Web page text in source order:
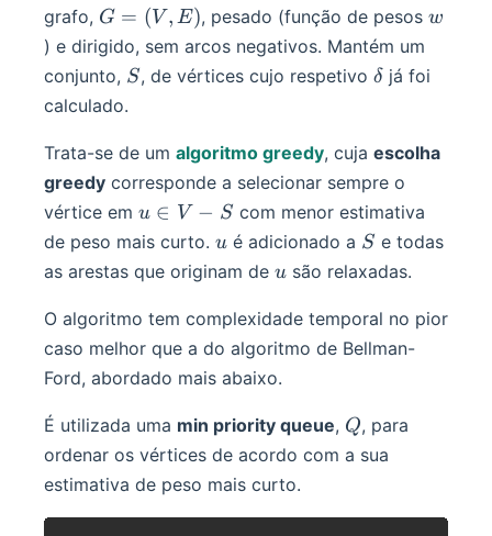
grafo, G=
(V,
E)
G = (V , E), pesado (função de pesosw
w
) e dirigido, sem arcos negativos. Mantém um
conjunto, S
S, de vértices cujo respetivo\delta
δjá foi
calculado.
Trata-se de um algoritmo greedy, cuja escolha
greedy corresponde a selecionar sempre o
vértice em u
\in
S
u ∈ V − S com menor estimativa
de peso mais curto. u
u é adicionado a S
S e todas
as arestas que originam de u
u são relaxadas.
O algoritmo tem complexidade temporal no pior
caso melhor que a do algoritmo de Bellman-
Ford, abordado mais abaixo.
É utilizada uma min priority queue, Q
Q, para
ordenar os vértices de acordo com a sua
estimativa de peso mais curto.